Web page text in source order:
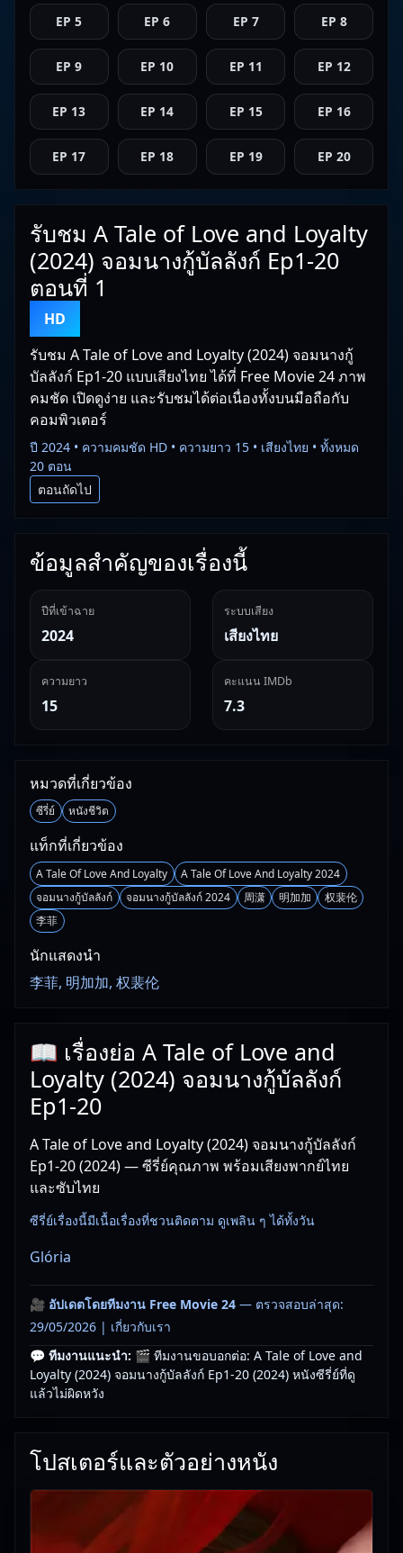
EP 5 EP 6 EP 7 EP 8
EP 9 EP 10 EP 11 EP 12
EP 13 EP 14 EP 15 EP 16
EP 17 EP 18 EP 19 EP 20
รับชม A Tale of Love and Loyalty
(2024) จอมนางกู้บัลลังก์ Ep1-20
ตอนที่ 1
HD
รับชม A Tale of Love and Loyalty (2024) จอมนางกู้
บัลลังก์ Ep1-20 แบบเสียงไทย ได้ที่ Free Movie 24 ภาพ
คมชัด เปิดดูง่าย และรับชมได้ต่อเนื่องทั้งบนมือถือกับ
คอมพิวเตอร์
ปี 2024 • ความคมชัด HD • ความยาว 15 • เสียงไทย • ทั้งหมด
20 ตอน
ตอนถัดไป
ข้อมูลสำคัญของเรื่องนี้
ปีที่เข้าฉาย
2024
ระบบเสียง
เสียงไทย
ความยาว
15
คะแนน IMDb
7.3
หมวดที่เกี่ยวข้อง
ซีรี่ย์ หนังชีวิต
แท็กที่เกี่ยวข้อง
A Tale Of Love And Loyalty
A Tale Of Love And Loyalty 2024
จอมนางกู้บัลลังก์
จอมนางกู้บัลลังก์ 2024 周潇 明加加
权裴伦
李菲
นักแสดงนำ
李菲, 明加加, 权裴伦
📖 เรื่องย่อ A Tale of Love and
Loyalty (2024) จอมนางกู้บัลลังก์
Ep1-20
A Tale of Love and Loyalty (2024) จอมนางกู้บัลลังก์
Ep1-20 (2024) — ซีรี่ย์คุณภาพ พร้อมเสียงพากย์ไทย
และซับไทย
ซีรี่ย์เรื่องนี้มีเนื้อเรื่องที่ชวนติดตาม ดูเพลิน ๆ ได้ทั้งวัน
Glória
🎥 อัปเดตโดยทีมงาน Free Movie 24 — ตรวจสอบล่าสุด:
29/05/2026 | เกี่ยวกับเรา
💬 ทีมงานแนะนำ: 🎬 ทีมงานขอบอกต่อ: A Tale of Love and
Loyalty (2024) จอมนางกู้บัลลังก์ Ep1-20 (2024) หนังซีรี่ย์ที่ดู
แล้วไม่ผิดหวัง
โปสเตอร์และตัวอย่างหนัง